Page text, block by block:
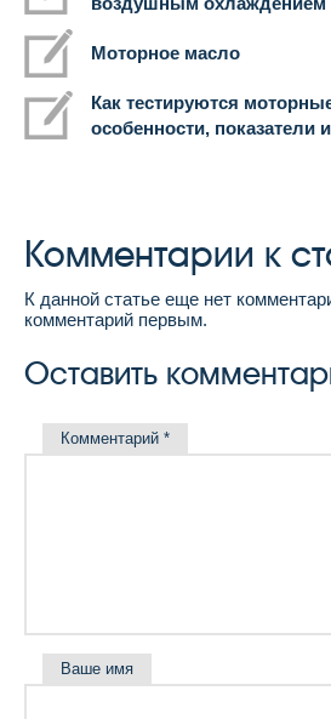
Моторное масло
Как тестируются
особенности, показатели
Комментарии к
К данной статье еще нет
комментарий первым.
Оставить
Комментарий *
Ваше имя